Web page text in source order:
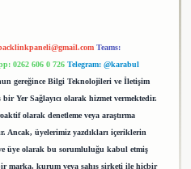
Teams:
0262 606 0 726 Telegram: @karabul
gereğince Bilgi Teknolojileri ve İletişim
Yer Sağlayıcı olarak hizmet vermektedir.
olarak denetleme veya araştırma
Ancak, üyelerimiz yazdıkları içeriklerin
üye olarak bu sorumluluğu kabul etmiş
marka, kurum veya şahıs şirketi ile hiçbir